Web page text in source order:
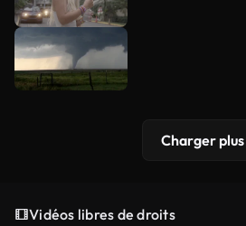
Charger plus
Vidéos libres de droits